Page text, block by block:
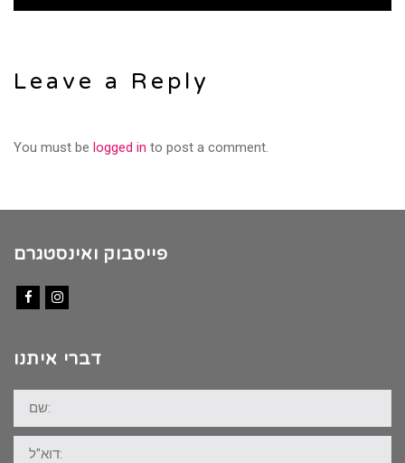
Leave a Reply
You must be logged in to post a comment.
פייסבוק ואינסטגרם
דברי איתנו
שם:
דוא"ל: